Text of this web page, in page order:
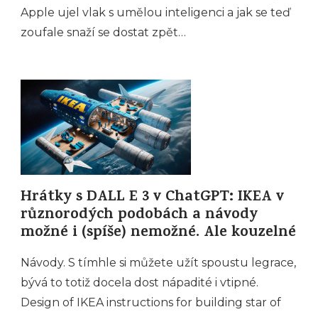
Apple ujel vlak s umělou inteligenci a jak se teď
zoufale snaží se dostat zpět…
Hrátky s DALL E 3 v ChatGPT: IKEA v
různorodých podobách a návody
možné i (spíše) nemožné. Ale kouzelné
Návody. S tímhle si můžete užít spoustu legrace,
bývá to totiž docela dost nápadité i vtipné.
Design of IKEA instructions for building star of